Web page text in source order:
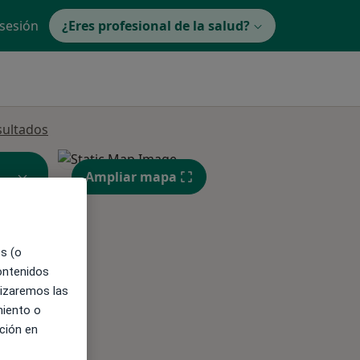
¿Eres profesional de la salud?
Ampliar mapa
(o
las
o
en